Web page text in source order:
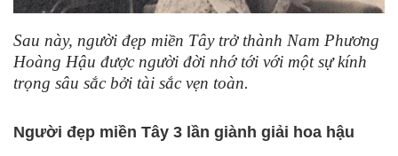
Sau này, người đẹp miền Tây trở thành Nam Phương
Hoàng Hậu được người đời nhớ tới với một sự kính
trọng sâu sắc bởi tài sắc vẹn toàn.
Người đẹp miền Tây 3 lần giành giải hoa hậu